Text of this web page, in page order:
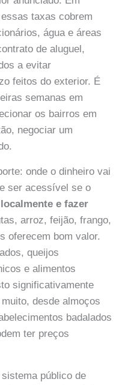
taxas cobrem
água e áreas
de aluguel,
a evitar
feitos do exterior. É
semanas em
os bairros em
negociar um
onde o dinheiro vai
ser acessível se o
e fazer
arroz, feijão, frango,
oferecem bom valor.
queijos
e alimentos
significativamente
desde almoços
badalados
ter preços
público de